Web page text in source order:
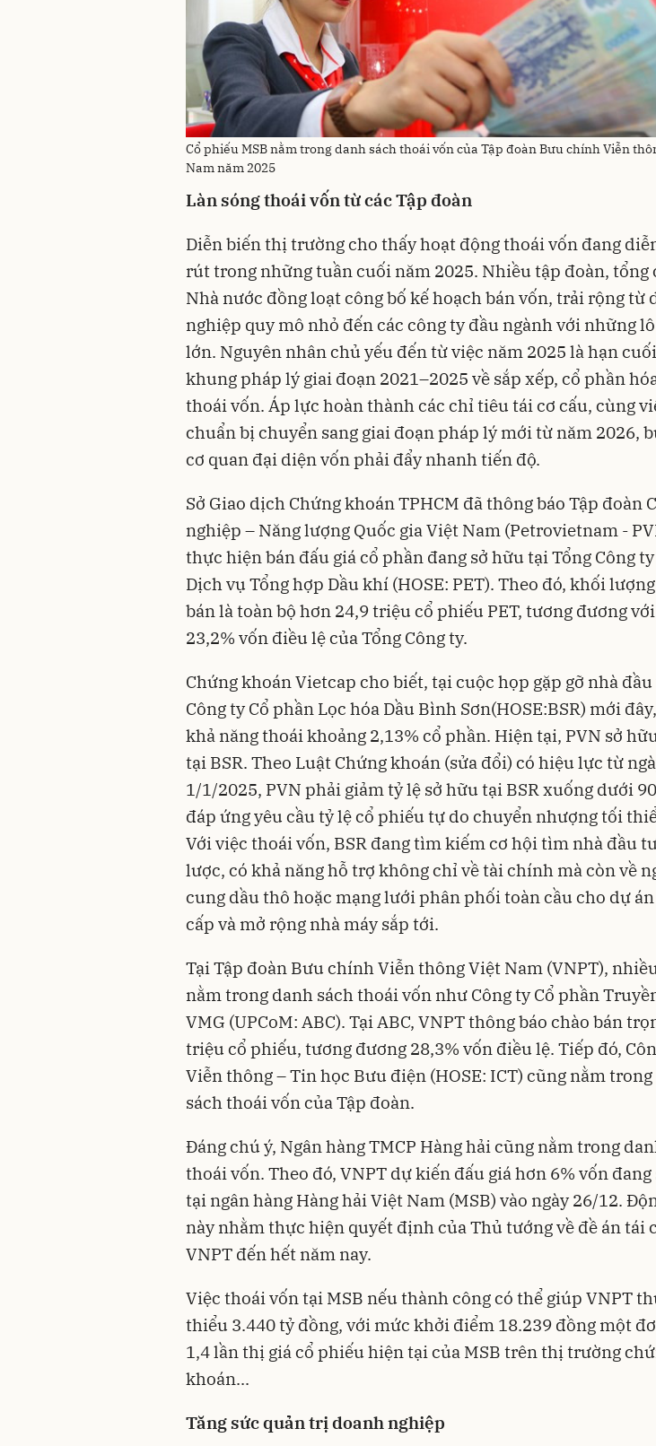
Cổ phiếu MSB nằm trong danh sách thoái vốn của Tập đoàn Bưu chính Viễn
Nam năm 2025
Làn sóng thoái vốn từ các Tập đoàn
Diễn biến thị trường cho thấy hoạt động thoái vốn đang
rút trong những tuần cuối năm 2025. Nhiều tập đoàn, tổng
Nhà nước đồng loạt công bố kế hoạch bán vốn, trải rộng từ
nghiệp quy mô nhỏ đến các công ty đầu ngành với những
lớn. Nguyên nhân chủ yếu đến từ việc năm 2025 là hạn
khung pháp lý giai đoạn 2021–2025 về sắp xếp, cổ phần
thoái vốn. Áp lực hoàn thành các chỉ tiêu tái cơ cấu, cùng
chuẩn bị chuyển sang giai đoạn pháp lý mới từ năm 2026,
cơ quan đại diện vốn phải đẩy nhanh tiến độ.
Sở Giao dịch Chứng khoán TPHCM đã thông báo Tập đoàn
nghiệp – Năng lượng Quốc gia Việt Nam (Petrovietnam -
thực hiện bán đấu giá cổ phần đang sở hữu tại Tổng Công
Dịch vụ Tổng hợp Dầu khí (HOSE: PET). Theo đó, khối
bán là toàn bộ hơn 24,9 triệu cổ phiếu PET, tương đương
23,2% vốn điều lệ của Tổng Công ty.
Chứng khoán Vietcap cho biết, tại cuộc họp gặp gỡ nhà
Công ty Cổ phần Lọc hóa Dầu Bình Sơn(HOSE:BSR) mới
khả năng thoái khoảng 2,13% cổ phần. Hiện tại, PVN sở
tại BSR. Theo Luật Chứng khoán (sửa đổi) có hiệu lực từ
1/1/2025, PVN phải giảm tỷ lệ sở hữu tại BSR xuống dưới
đáp ứng yêu cầu tỷ lệ cổ phiếu tự do chuyển nhượng tối
Với việc thoái vốn, BSR đang tìm kiếm cơ hội tìm nhà đầu
lược, có khả năng hỗ trợ không chỉ về tài chính mà còn về
cung dầu thô hoặc mạng lưới phân phối toàn cầu cho dự
cấp và mở rộng nhà máy sắp tới.
Tại Tập đoàn Bưu chính Viễn thông Việt Nam (VNPT),
nằm trong danh sách thoái vốn như Công ty Cổ phần
VMG (UPCoM: ABC). Tại ABC, VNPT thông báo chào bán
triệu cổ phiếu, tương đương 28,3% vốn điều lệ. Tiếp đó,
Viễn thông – Tin học Bưu điện (HOSE: ICT) cũng nằm
sách thoái vốn của Tập đoàn.
Đáng chú ý, Ngân hàng TMCP Hàng hải cũng nằm trong
thoái vốn. Theo đó, VNPT dự kiến đấu giá hơn 6% vốn đang
tại ngân hàng Hàng hải Việt Nam (MSB) vào ngày 26/12.
này nhằm thực hiện quyết định của Thủ tướng về đề án tái
VNPT đến hết năm nay.
Việc thoái vốn tại MSB nếu thành công có thể giúp VNPT
thiểu 3.440 tỷ đồng, với mức khởi điểm 18.239 đồng một
1,4 lần thị giá cổ phiếu hiện tại của MSB trên thị trường
khoán...
Tăng sức quản trị doanh nghiệp